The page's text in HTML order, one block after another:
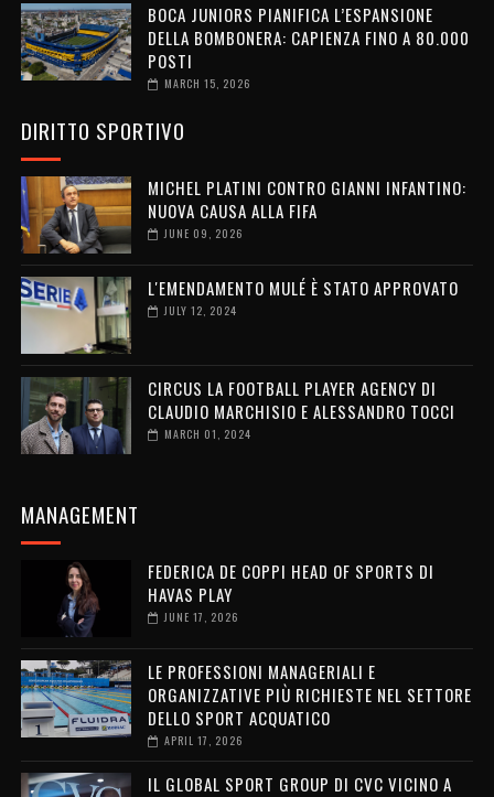
BOCA JUNIORS PIANIFICA L’ESPANSIONE
DELLA BOMBONERA: CAPIENZA FINO A 80.000
POSTI
MARCH 15, 2026
DIRITTO SPORTIVO
MICHEL PLATINI CONTRO GIANNI INFANTINO:
NUOVA CAUSA ALLA FIFA
JUNE 09, 2026
L'EMENDAMENTO MULÉ È STATO APPROVATO
JULY 12, 2024
CIRCUS LA FOOTBALL PLAYER AGENCY DI
CLAUDIO MARCHISIO E ALESSANDRO TOCCI
MARCH 01, 2024
MANAGEMENT
FEDERICA DE COPPI HEAD OF SPORTS DI
HAVAS PLAY
JUNE 17, 2026
LE PROFESSIONI MANAGERIALI E
ORGANIZZATIVE PIÙ RICHIESTE NEL SETTORE
DELLO SPORT ACQUATICO
APRIL 17, 2026
IL GLOBAL SPORT GROUP DI CVC VICINO A